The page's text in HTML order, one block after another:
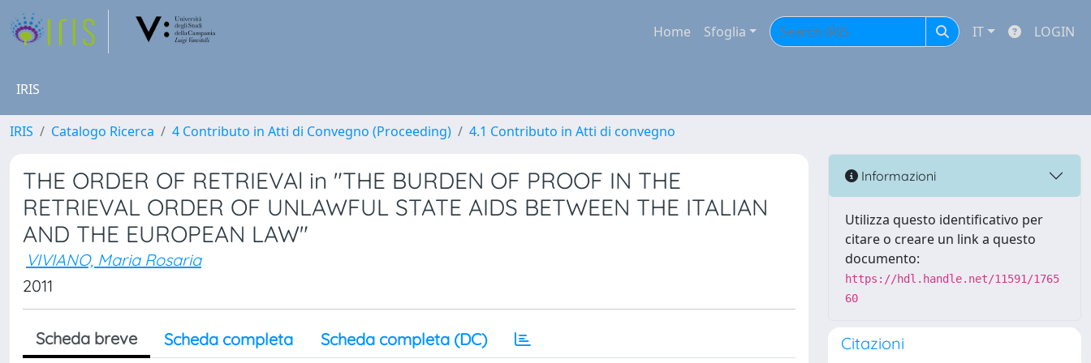
Home Sfoglia IT LOGIN
IRIS
IRIS Catalogo Ricerca 4 Contributo in Atti di Convegno (Proceeding) 4.1 Contributo in Atti di convegno
THE ORDER OF RETRIEVAl in "THE BURDEN OF PROOF IN THE
RETRIEVAL ORDER OF UNLAWFUL STATE AIDS BETWEEN THE ITALIAN
AND THE EUROPEAN LAW"
VIVIANO, Maria Rosaria
2011
Scheda breve Scheda completa Scheda completa (DC)
Informazioni
Utilizza questo identificativo per
citare o creare un link a questo
documento:
https://hdl.handle.net/11591/1765
60
Citazioni